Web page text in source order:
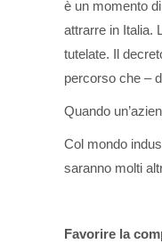
è un momento
attrarre in Italia.
tutelate. Il
percorso che –
Quando
Col mondo
saranno molti
Favorire la